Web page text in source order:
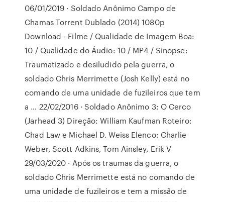
06/01/2019 · Soldado Anônimo Campo de
Chamas Torrent Dublado (2014) 1080p
Download - Filme / Qualidade de Imagem Boa:
10 / Qualidade do Áudio: 10 / MP4 / Sinopse:
Traumatizado e desiludido pela guerra, o
soldado Chris Merrimette (Josh Kelly) está no
comando de uma unidade de fuzileiros que tem
a … 22/02/2016 · Soldado Anônimo 3: O Cerco
(Jarhead 3) Direção: William Kaufman Roteiro:
Chad Law e Michael D. Weiss Elenco: Charlie
Weber, Scott Adkins, Tom Ainsley, Erik V
29/03/2020 · Após os traumas da guerra, o
soldado Chris Merrimette está no comando de
uma unidade de fuzileiros e tem a missão de